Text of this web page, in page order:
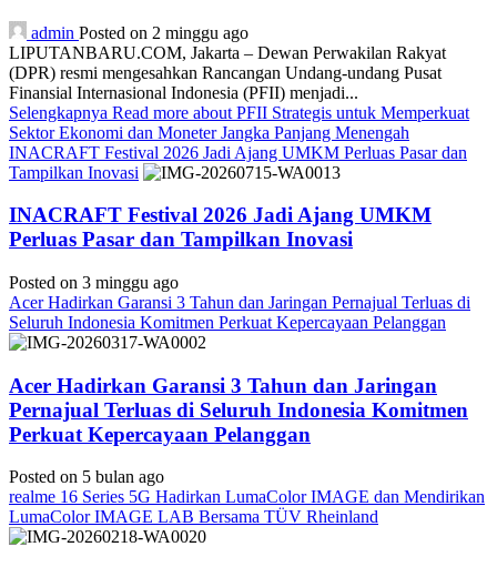
admin Posted on 2 minggu ago
LIPUTANBARU.COM, Jakarta – Dewan Perwakilan Rakyat
(DPR) resmi mengesahkan Rancangan Undang-undang Pusat
Finansial Internasional Indonesia (PFII) menjadi...
Selengkapnya Read more about PFII Strategis untuk Memperkuat
Sektor Ekonomi dan Moneter Jangka Panjang Menengah
INACRAFT Festival 2026 Jadi Ajang UMKM Perluas Pasar dan
Tampilkan Inovasi
INACRAFT Festival 2026 Jadi Ajang UMKM
Perluas Pasar dan Tampilkan Inovasi
Posted on 3 minggu ago
Acer Hadirkan Garansi 3 Tahun dan Jaringan Pernajual Terluas di
Seluruh Indonesia Komitmen Perkuat Kepercayaan Pelanggan
Acer Hadirkan Garansi 3 Tahun dan Jaringan
Pernajual Terluas di Seluruh Indonesia Komitmen
Perkuat Kepercayaan Pelanggan
Posted on 5 bulan ago
realme 16 Series 5G Hadirkan LumaColor IMAGE dan Mendirikan
LumaColor IMAGE LAB Bersama TÜV Rheinland